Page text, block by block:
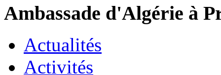
Ambassade d'Algérie à
Actualités
Activités